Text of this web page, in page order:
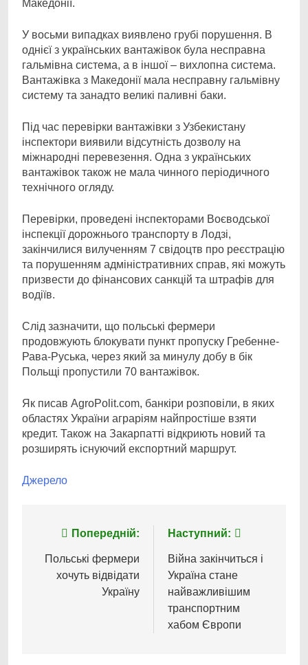
Македонії.
У восьми випадках виявлено грубі порушення. В
однієї з українських вантажівок була несправна
гальмівна система, а в іншої – вихлопна система.
Вантажівка з Македонії мала несправну гальмівну
систему та занадто великі паливні баки.
Під час перевірки вантажівки з Узбекистану
інспектори виявили відсутність дозволу на
міжнародні перевезення. Одна з українських
вантажівок також не мала чинного періодичного
технічного огляду.
Перевірки, проведені інспекторами Воєводської
інспекції дорожнього транспорту в Лодзі,
закінчилися вилученням 7 свідоцтв про реєстрацію
та порушенням адміністративних справ, які можуть
призвести до фінансових санкцій та штрафів для
водіїв.
Слід зазначити, що польські фермери
продовжують блокувати пункт пропуску Гребенне-
Рава-Руська, через який за минулу добу в бік
Польщі пропустили 70 вантажівок.
Як писав AgroPolit.com, банкіри розповіли, в яких
областях України аграріям найпростіше взяти
кредит. Також на Закарпатті відкриють новий та
розширять існуючий експортний маршрут.
Джерело
Навігація
записів
Попередній:
Польські фермери
хочуть відвідати
Україну
Наступний:
Війна закінчиться і
Україна стане
найважливішим
транспортним
хабом Європи